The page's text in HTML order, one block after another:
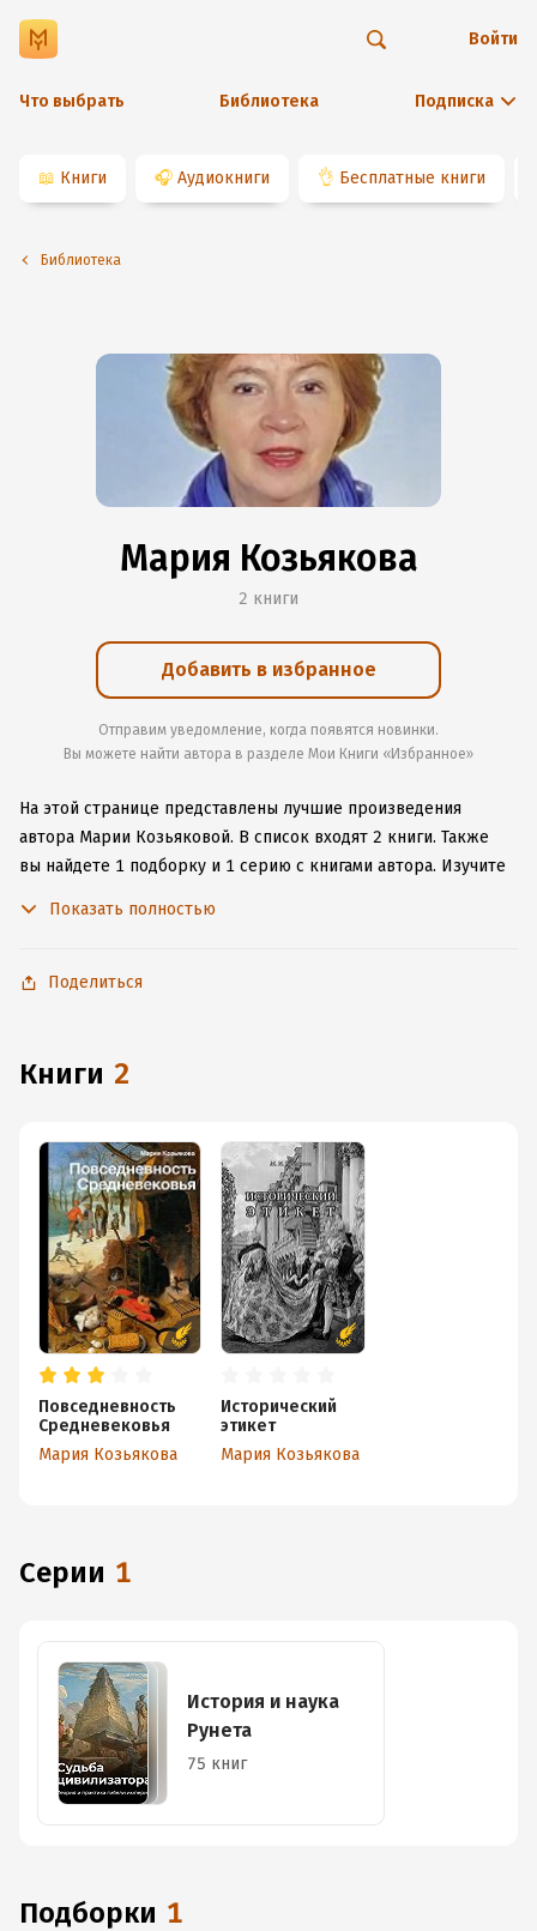
Что выбрать Библиотека Подписка
Войти
📖 Книги 🎧 Аудиокниги 👌 Бесплатные книги
Библиотека
Мария Козьякова
2 книги
Добавить в избранное
Отправим уведомление, когда появятся новинки.
Вы можете найти автора в разделе Мои Книги «Избранное»
На этой странице представлены лучшие произведения
автора Марии Козьяковой. В список входят 2 книги. Также
вы найдете 1 подборку и 1 серию с книгами автора. Изучите
чтобы не расставаться с любимыми произведениями даже
Показать полностью
Поделиться
книги 2
Повседневность
Средневековья
Мария Козьякова
Исторический
этикет
Мария Козьякова
Серии 1
История и наука
Рунета
75 книг
Подборки 1